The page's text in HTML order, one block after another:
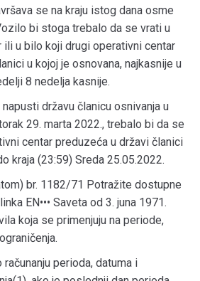
se na kraju istog dana osme
bi stoga trebalo da se vrati u
ili u bilo koji drugi operativni centar
u kojoj je osnovana, najkasnije u
8 nedelja kasnije.
državu članicu osnivanja u
29. marta 2022., trebalo bi da se
centar preduzeća u državi članici
kraja (23:59) Sreda 25.05.2022.
br. 1182/71 Potražite dostupne
EN••• Saveta od 3. juna 1971.
koja se primenjuju na periode,
perioda, datuma i